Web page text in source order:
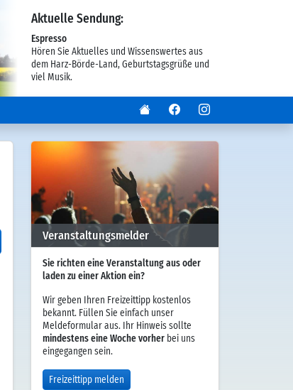
Aktuelle Sendung:
Espresso
Hören Sie Aktuelles und Wissenswertes aus
dem Harz-Börde-Land, Geburtstagsgrüße und
viel Musik.
Veranstaltungsmelder
Sie richten eine Veranstaltung aus oder
laden zu einer Aktion ein?
Wir geben Ihren Freizeittipp kostenlos
bekannt. Füllen Sie einfach unser
Meldeformular aus. Ihr Hinweis sollte
mindestens eine Woche vorher bei uns
eingegangen sein.
Freizeittipp melden